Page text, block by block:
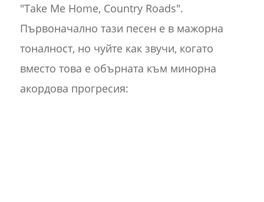
"Take Me Home, Country Roads".
Първоначално тази песен е в мажорна
тоналност, но чуйте как звучи, когато
вместо това е обърната към минорна
акордова прогресия: